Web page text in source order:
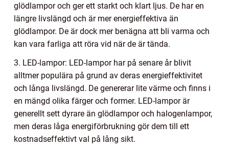
glödlampor och ger ett starkt och klart ljus. De har en
längre livslängd och är mer energieffektiva än
glödlampor. De är dock mer benägna att bli varma och
kan vara farliga att röra vid när de är tända.
3. LED-lampor: LED-lampor har på senare år blivit
alltmer populära på grund av deras energieffektivitet
och långa livslängd. De genererar lite värme och finns i
en mängd olika färger och former. LED-lampor är
generellt sett dyrare än glödlampor och halogenlampor,
men deras låga energiförbrukning gör dem till ett
kostnadseffektivt val på lång sikt.